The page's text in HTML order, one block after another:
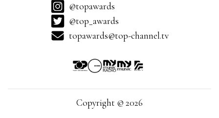
@topawards
@top_awards
topawards@top-channel.tv
Copyright © 2026